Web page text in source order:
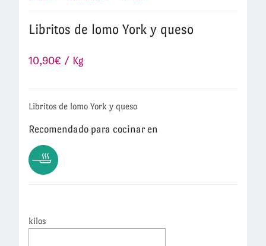
Libritos de lomo York y queso
10,90€ / Kg
Libritos de lomo York y queso
Recomendado para cocinar en
kilos